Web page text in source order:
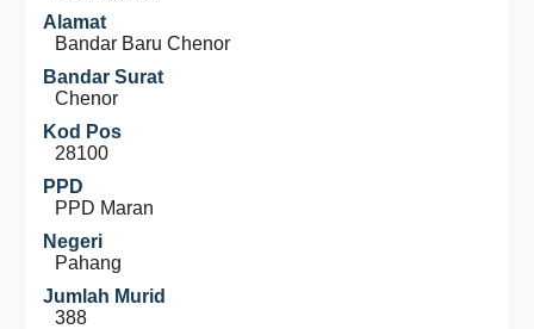
Alamat
Bandar Baru Chenor
Bandar Surat
Chenor
Kod Pos
28100
PPD
PPD Maran
Negeri
Pahang
Jumlah Murid
388